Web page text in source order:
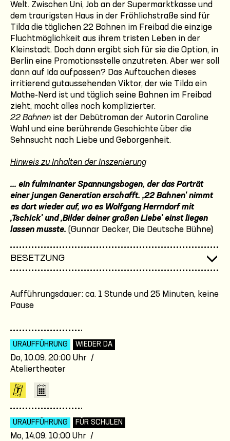
Welt. Zwischen Uni, Job an der Supermarktkasse und
dem traurigsten Haus in der Fröhlichstraße sind für
Tilda die täglichen 22 Bahnen im Freibad die einzige
Fluchtmöglichkeit aus ihrem tristen Leben in der
Kleinstadt. Doch dann ergibt sich für sie die Option, in
Berlin eine Promotionsstelle anzutreten. Aber wer soll
dann auf Ida aufpassen? Das Auftauchen dieses
irritierend gutaussehenden Viktor, der wie Tilda ein
Mathe-Nerd ist und täglich seine Bahnen im Freibad
zieht, macht alles noch komplizierter.
22 Bahnen ist der Debütroman der Autorin Caroline
Wahl und eine berührende Geschichte über die
Sehnsucht nach Liebe und Geborgenheit.
Hinweis zu Inhalten der Inszenierung
... ein fulminanter Spannungsbogen, der das Porträt
einer jungen Generation erschafft. ,22 Bahnen' nimmt
es dort wieder auf, wo es Wolfgang Herrndorf mit
,Tschick' und ,Bilder deiner großen Liebe' einst liegen
lassen musste. (Gunnar Decker, Die Deutsche Bühne)
BESETZUNG
Aufführungsdauer: ca. 1 Stunde und 25 Minuten, keine
Pause
URAUFFÜHRUNG WIEDER DA
Do, 10.09. 20:00 Uhr /
Ateliertheater
URAUFFÜHRUNG FÜR SCHULEN
Mo, 14.09. 10:00 Uhr /